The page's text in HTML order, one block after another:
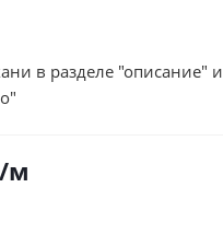
в разделе "описание" и
/м